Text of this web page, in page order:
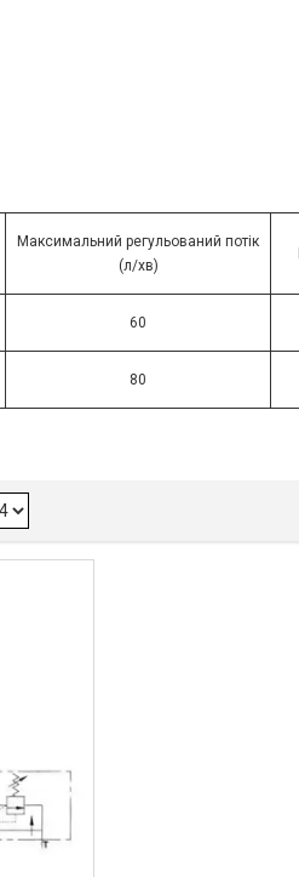
Максимальний регульований потік
(л/хв)
60
80